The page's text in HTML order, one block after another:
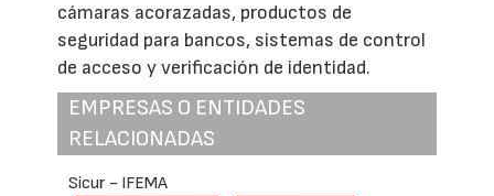
cámaras acorazadas, productos de
seguridad para bancos, sistemas de control
de acceso y verificación de identidad.
EMPRESAS O ENTIDADES
RELACIONADAS
Sicur - IFEMA